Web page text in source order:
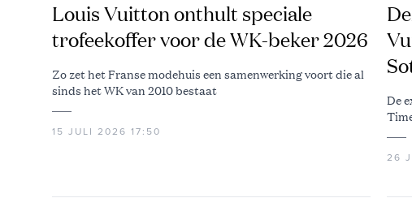
Louis Vuitton onthult speciale
trofeekoffer voor de WK-beker 2026
Zo zet het Franse modehuis een samenwerking voort die al
sinds het WK van 2010 bestaat
15 JULI 2026 17:50
De
26